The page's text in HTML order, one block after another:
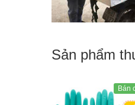
Sản phẩm
Bán